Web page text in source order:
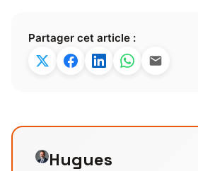
Partager cet article :
Hugues